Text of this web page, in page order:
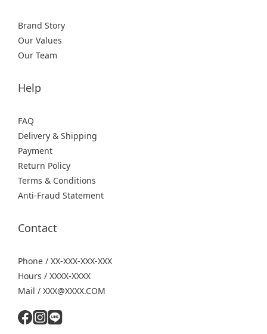
Brand Story
Our Values
Our Team
Help
FAQ
Delivery & Shipping
Payment
Return Policy
Terms & Conditions
Anti-Fraud Statement
Contact
Phone / XX-XXX-XXX-XXX
Hours / XXXX-XXXX
Mail / XXX@XXXX.COM